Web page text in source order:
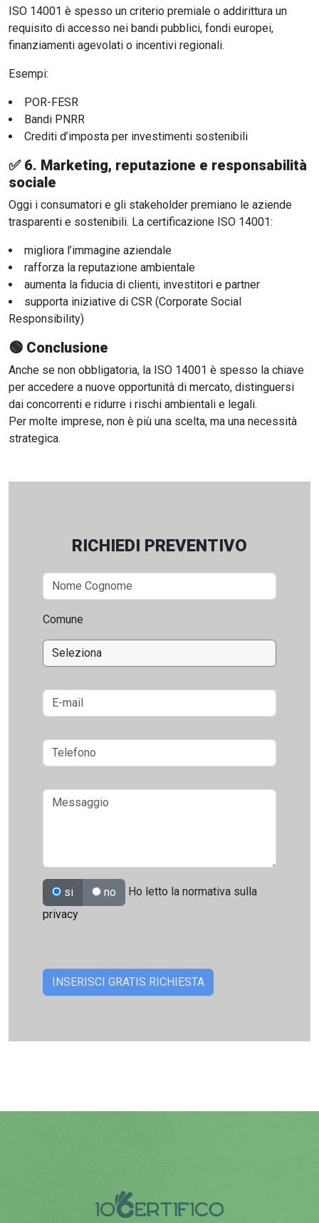
ISO 14001 è spesso un criterio premiale o addirittura un
requisito di accesso nei bandi pubblici, fondi europei,
finanziamenti agevolati o incentivi regionali.
Esempi:
POR-FESR
Bandi PNRR
Crediti d’imposta per investimenti sostenibili
✅ 6. Marketing, reputazione e responsabilità
sociale
Oggi i consumatori e gli stakeholder premiano le aziende
trasparenti e sostenibili. La certificazione ISO 14001:
migliora l’immagine aziendale
rafforza la reputazione ambientale
aumenta la fiducia di clienti, investitori e partner
supporta iniziative di CSR (Corporate Social
Responsibility)
🟢 Conclusione
Anche se non obbligatoria, la ISO 14001 è spesso la chiave
per accedere a nuove opportunità di mercato, distinguersi
dai concorrenti e ridurre i rischi ambientali e legali.
Per molte imprese, non è più una scelta, ma una necessità
strategica.
RICHIEDI PREVENTIVO
Comune
si no
Ho letto la normativa sulla
privacy